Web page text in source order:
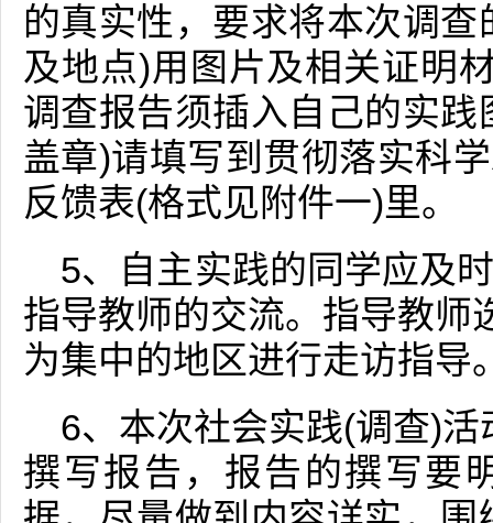
的真实性，要求将本次调
及地点)用图片及相关证明
调查报告须插入自己的实
盖章)请填写到贯彻落实科
反馈表(格式见附件一)里。
5、自主实践的同学应及
指导教师的交流。指导教师
为集中的地区进行走访指导
6、本次社会实践(调查)
撰写报告，报告的撰写要